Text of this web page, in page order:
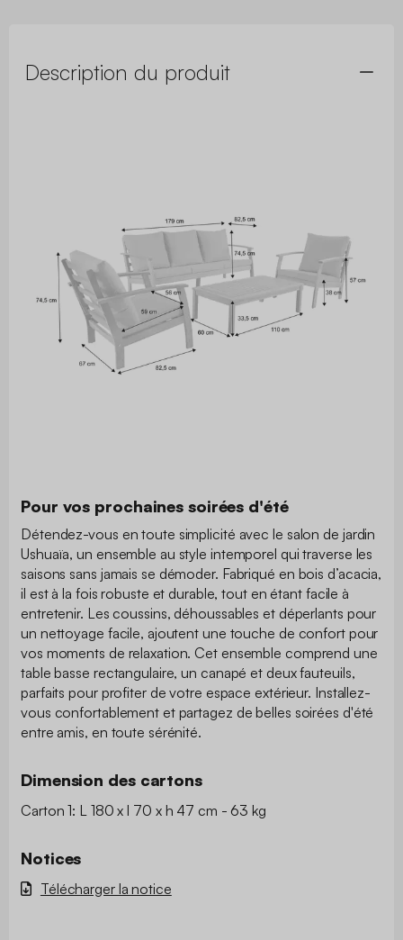
Description du produit
Pour vos prochaines soirées d'été
Détendez-vous en toute simplicité avec le salon de jardin
Ushuaïa, un ensemble au style intemporel qui traverse les
saisons sans jamais se démoder. Fabriqué en bois d’acacia,
il est à la fois robuste et durable, tout en étant facile à
entretenir. Les coussins, déhoussables et déperlants pour
un nettoyage facile, ajoutent une touche de confort pour
vos moments de relaxation. Cet ensemble comprend une
table basse rectangulaire, un canapé et deux fauteuils,
parfaits pour profiter de votre espace extérieur. Installez-
vous confortablement et partagez de belles soirées d'été
entre amis, en toute sérénité.
Dimension des cartons
Carton 1: L 180 x l 70 x h 47 cm - 63 kg
Notices
Télécharger la notice